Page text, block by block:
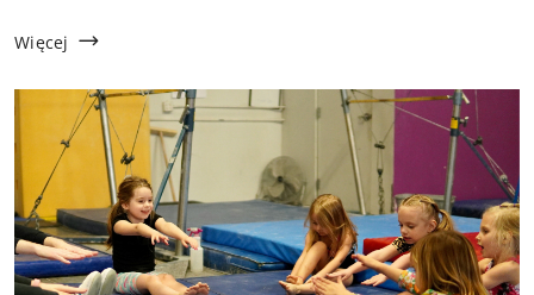
prawidłowy ...
Więcej